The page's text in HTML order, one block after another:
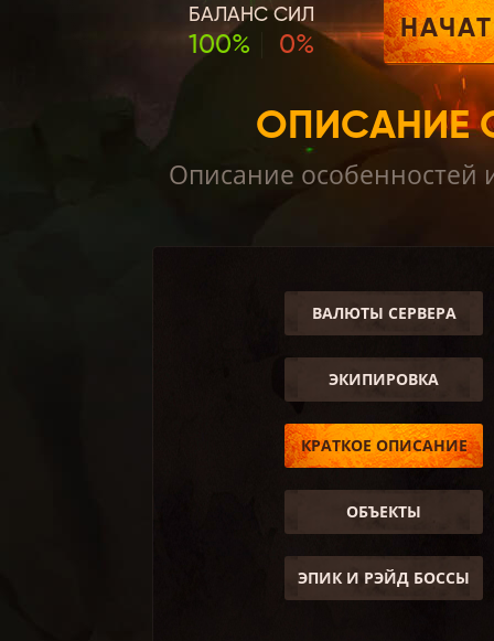
БАЛАНС СИЛ
100% 0%
ОПИСАНИЕ
Описание особенностей
ВАЛЮТЫ СЕРВЕРА
ЭКИПИРОВКА
КРАТКОЕ ОПИСАНИЕ
ОБЪЕКТЫ
ЭПИК И РЭЙД БОССЫ